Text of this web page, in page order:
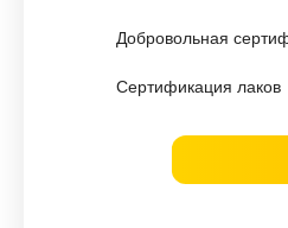
Добровольная
Сертификация лаков